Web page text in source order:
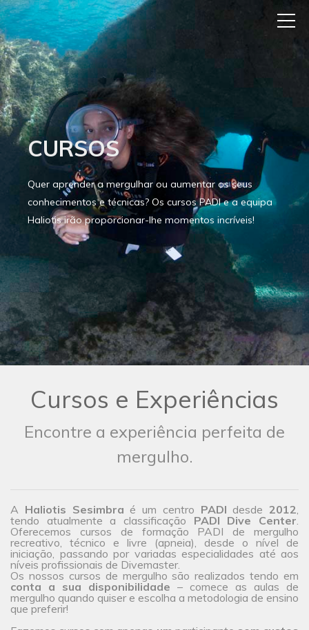
CURSOS
Quer aprender a mergulhar ou aumentar os seus
conhecimentos e técnicas? Os cursos PADI e a equipa
Haliotis irão proporcionar-lhe momentos incríveis!
Cursos e Experiências
Encontre a experiência perfeita de
mergulho.
A Haliotis Sesimbra é um centro PADI desde 2012,
tendo atualmente a classificação PADI Dive Center.
Oferecemos cursos de formação PADI de mergulho
recreativo, técnico e livre (apneia), desde o nível de
iniciação, passando por variadas especialidades até aos
níveis profissionais de Divemaster.
Os nossos cursos de mergulho são realizados tendo em
conta a sua disponibilidade – comece as aulas de
mergulho quando quiser e escolha a metodologia de ensino
que preferir!